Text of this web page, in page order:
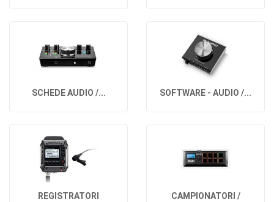
SCHEDE AUDIO /... SOFTWARE - AUDIO /...
REGISTRATORI
CAMPIONATORI /